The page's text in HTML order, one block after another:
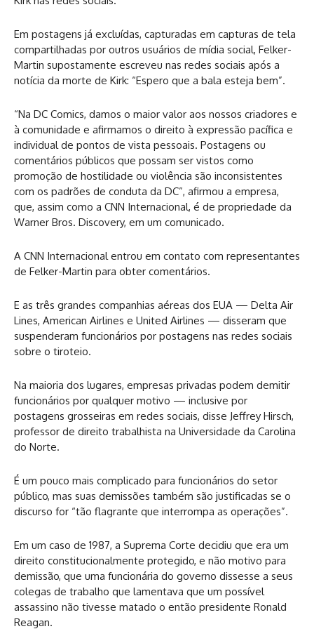
Em postagens já excluídas, capturadas em capturas de tela
compartilhadas por outros usuários de mídia social, Felker-
Martin supostamente escreveu nas redes sociais após a
notícia da morte de Kirk: “Espero que a bala esteja bem”.
“Na DC Comics, damos o maior valor aos nossos criadores e
à comunidade e afirmamos o direito à expressão pacífica e
individual de pontos de vista pessoais. Postagens ou
comentários públicos que possam ser vistos como
promoção de hostilidade ou violência são inconsistentes
com os padrões de conduta da DC”, afirmou a empresa,
que, assim como a CNN Internacional, é de propriedade da
Warner Bros. Discovery, em um comunicado.
A CNN Internacional entrou em contato com representantes
de Felker-Martin para obter comentários.
E as três grandes companhias aéreas dos EUA — Delta Air
Lines, American Airlines e United Airlines — disseram que
suspenderam funcionários por postagens nas redes sociais
sobre o tiroteio.
Na maioria dos lugares, empresas privadas podem demitir
funcionários por qualquer motivo — inclusive por
postagens grosseiras em redes sociais, disse Jeffrey Hirsch,
professor de direito trabalhista na Universidade da Carolina
do Norte.
É um pouco mais complicado para funcionários do setor
público, mas suas demissões também são justificadas se o
discurso for “tão flagrante que interrompa as operações”.
Em um caso de 1987, a Suprema Corte decidiu que era um
direito constitucionalmente protegido, e não motivo para
demissão, que uma funcionária do governo dissesse a seus
colegas de trabalho que lamentava que um possível
assassino não tivesse matado o então presidente Ronald
Reagan.